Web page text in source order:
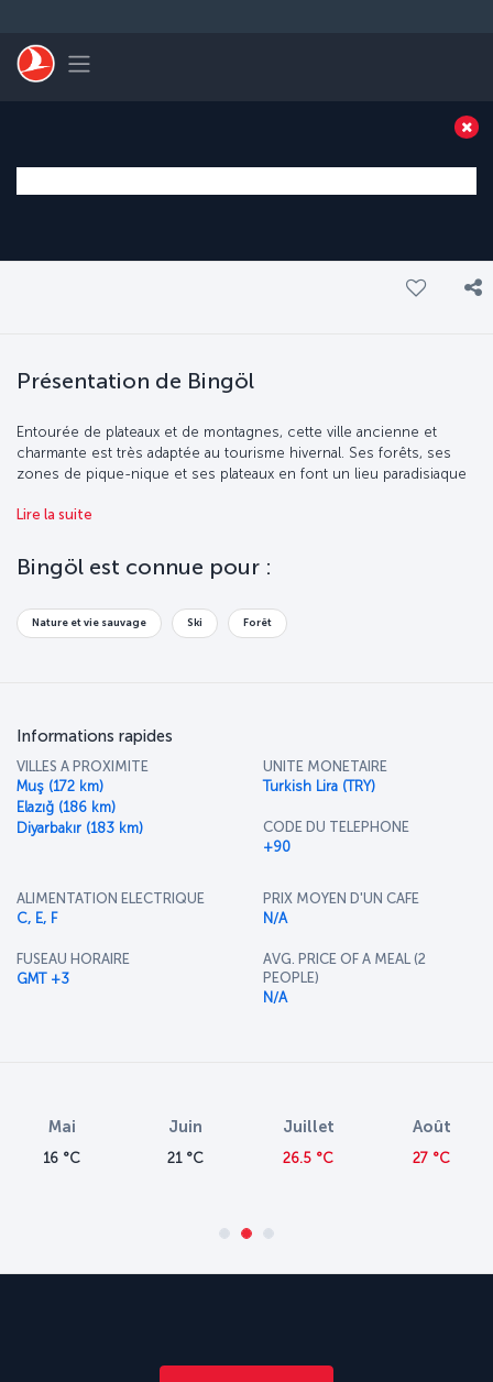
Toggle navigation
Présentation de Bingöl
Entourée de plateaux et de montagnes, cette ville ancienne et
charmante est très adaptée au tourisme hivernal. Ses forêts, ses
zones de pique-nique et ses plateaux en font un lieu paradisiaque
Lire la suite
Bingöl est connue pour :
Nature et vie sauvage Ski Forêt
Informations rapides
VILLES A PROXIMITE
Muş (172 km)
Elazığ (186 km)
Diyarbakır (183 km)
UNITE MONETAIRE
Turkish Lira (TRY)
CODE DU TELEPHONE
+90
ALIMENTATION ELECTRIQUE
C, E, F
FUSEAU HORAIRE
GMT +3
PRIX MOYEN D'UN CAFE
N/A
AVG. PRICE OF A MEAL (2
PEOPLE)
N/A
Mai
16 °C
Juin
21 °C
Juillet
26.5 °C
Août
27 °C